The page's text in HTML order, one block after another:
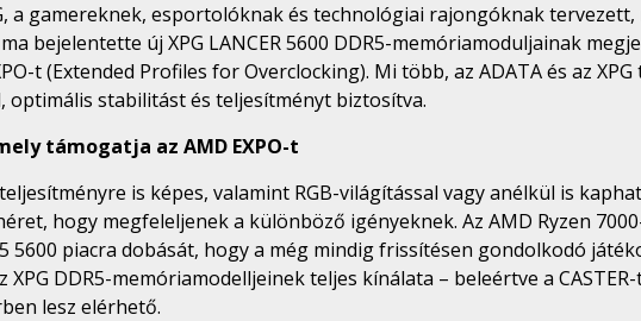
a gamereknek, esportolóknak és technológiai rajongóknak
bejelentette új XPG LANCER 5600 DDR5-memóriamoduljainak
t (Extended Profiles for Overclocking). Mi több, az ADATA és az
stabilitást és teljesítményt biztosítva.
támogatja az AMD EXPO-t
teljesítményre is képes, valamint RGB-világítással vagy anélkül is
hogy megfeleljenek a különböző igényeknek. Az AMD Ryzen
5600 piacra dobását, hogy a még mindig frissítésen gondolkodó
DDR5-memóriamodelljeinek teljes kínálata – beleértve a
lesz elérhető.